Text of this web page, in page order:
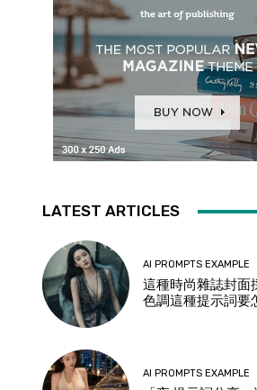
LATEST ARTICLES
AI PROMPTS EXAMPLE
這種時尚雜誌封面
色調這種提示詞要
AI PROMPTS EXAMPLE